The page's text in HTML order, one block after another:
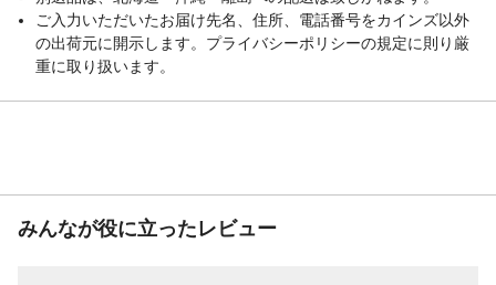
ご入力いただいたお届け先名、住所、電話番号をカインズ以外
の出荷元に開示します。プライバシーポリシーの規定に則り厳
重に取り扱います。
みんなが役に立ったレビュー